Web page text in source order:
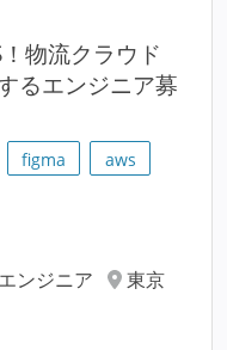
物流クラウド
るエンジニア募
figma
aws
ンジニア
東京